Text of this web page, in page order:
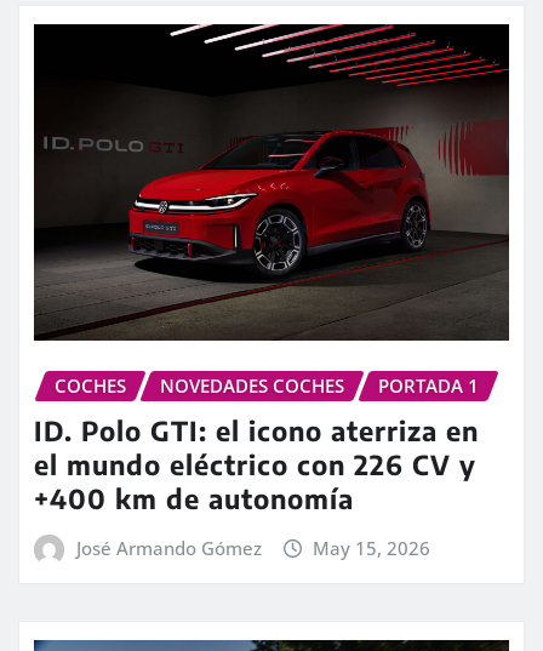
COCHES NOVEDADES COCHES PORTADA 1
ID. Polo GTI: el icono aterriza en
el mundo eléctrico con 226 CV y
+400 km de autonomía
José Armando Gómez May 15, 2026